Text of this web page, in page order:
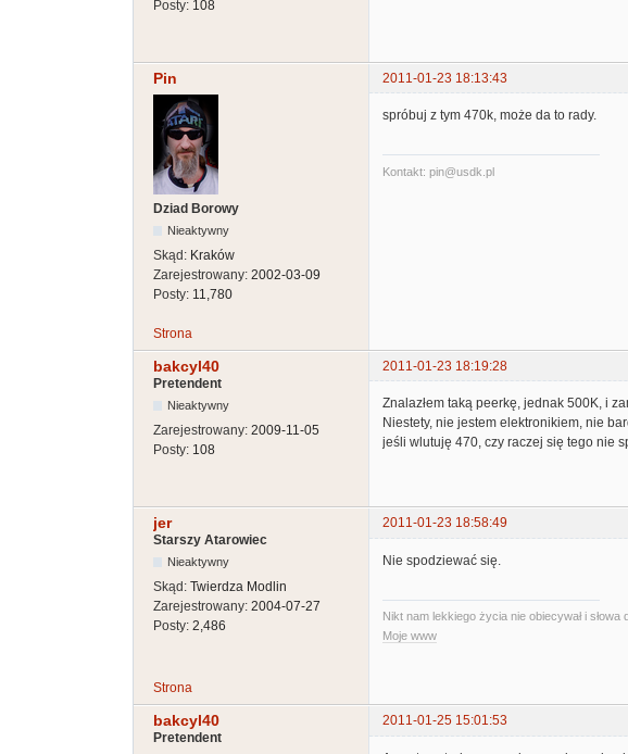
Posty: 108
Pin 2011-01-23 18:13:43
Dziad Borowy
Nieaktywny
Skąd: Kraków
Zarejestrowany: 2002-03-09
Posty: 11,780
spróbuj z tym 470k, może da to rady.
Kontakt: pin@usdk.pl
Strona
bakcyl40
2011-01-23 18:19:28
Pretendent
Nieaktywny
Zarejestrowany: 2009-11-05
Posty: 108
Znalazłem taką peerkę, jednak 500K, i
Niestety, nie jestem elektronikiem, nie
jeśli wlutuję 470, czy raczej się tego nie
jer
2011-01-23 18:58:49
Starszy Atarowiec
Nieaktywny
Skąd: Twierdza Modlin
Zarejestrowany: 2004-07-27
Posty: 2,486
Nie spodziewać się.
Nikt nam lekkiego życia nie obiecywał i słowa
Moje www
Strona
bakcyl40
2011-01-25 15:01:53
Pretendent